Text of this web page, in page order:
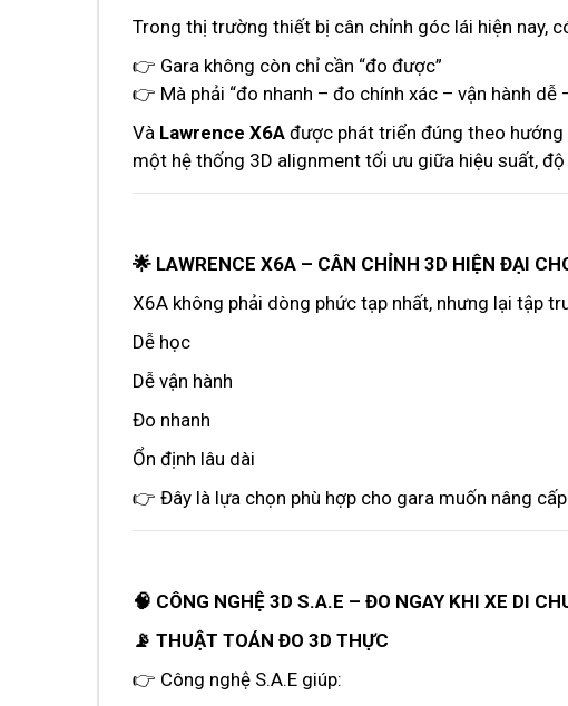
Trong thị trường thiết bị cân chỉnh góc lái hiện nay,
👉 Gara không còn chỉ cần “đo được”
👉 Mà phải “đo nhanh – đo chính xác – vận hành dễ
Và Lawrence X6A được phát triển đúng theo hướng
một hệ thống 3D alignment tối ưu giữa hiệu suất,
🌟 LAWRENCE X6A – CÂN CHỈNH 3D HIỆN ĐẠI
X6A không phải dòng phức tạp nhất, nhưng lại tập
Dễ học
Dễ vận hành
Đo nhanh
Ổn định lâu dài
👉 Đây là lựa chọn phù hợp cho gara muốn nâng
🧠 CÔNG NGHỆ 3D S.A.E – ĐO NGAY KHI XE DI
📡 THUẬT TOÁN ĐO 3D THỰC
👉 Công nghệ S.A.E giúp: